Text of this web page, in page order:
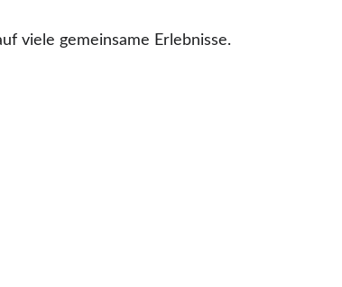
viele gemeinsame Erlebnisse.